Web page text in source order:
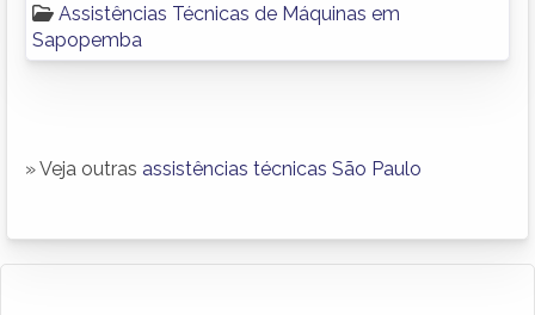
Assistências Técnicas de Máquinas em
Sapopemba
» Veja outras assistências técnicas São Paulo